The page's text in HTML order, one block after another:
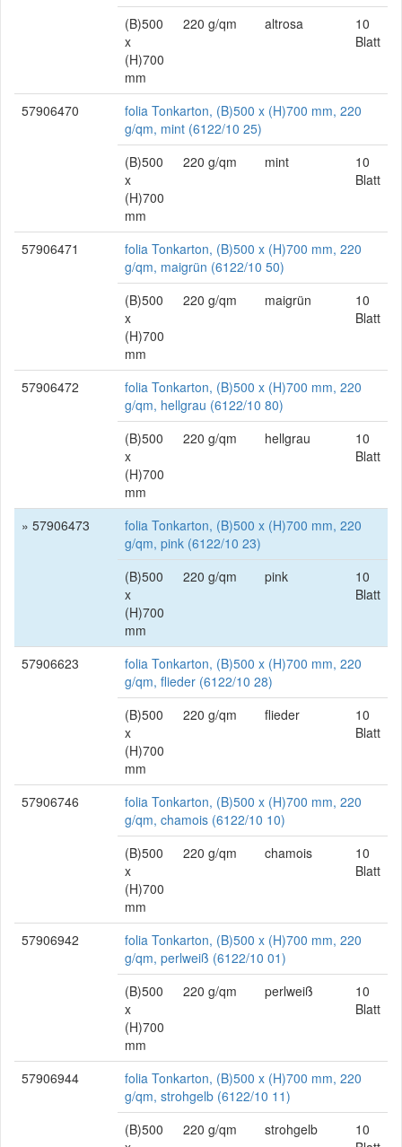
(B)500
x
(H)700
mm
220 g/qm altrosa
10
Blatt
57906470
folia Tonkarton, (B)500 x (H)700 mm, 220
g/qm, mint (6122/10 25)
(B)500
x
(H)700
mm
220 g/qm mint
10
Blatt
57906471
folia Tonkarton, (B)500 x (H)700 mm, 220
g/qm, maigrün (6122/10 50)
(B)500
x
(H)700
mm
220 g/qm maigrün
10
Blatt
57906472
folia Tonkarton, (B)500 x (H)700 mm, 220
g/qm, hellgrau (6122/10 80)
(B)500
x
(H)700
mm
220 g/qm hellgrau
10
Blatt
» 57906473
folia Tonkarton, (B)500 x (H)700 mm, 220
g/qm, pink (6122/10 23)
(B)500
x
(H)700
mm
220 g/qm pink
10
Blatt
57906623
folia Tonkarton, (B)500 x (H)700 mm, 220
g/qm, flieder (6122/10 28)
(B)500
x
(H)700
mm
220 g/qm flieder
10
Blatt
57906746
folia Tonkarton, (B)500 x (H)700 mm, 220
g/qm, chamois (6122/10 10)
(B)500
x
(H)700
mm
220 g/qm chamois
10
Blatt
57906942
folia Tonkarton, (B)500 x (H)700 mm, 220
g/qm, perlweiß (6122/10 01)
(B)500
x
(H)700
mm
220 g/qm perlweiß
10
Blatt
57906944
folia Tonkarton, (B)500 x (H)700 mm, 220
g/qm, strohgelb (6122/10 11)
(B)500
220 g/qm strohgelb
10